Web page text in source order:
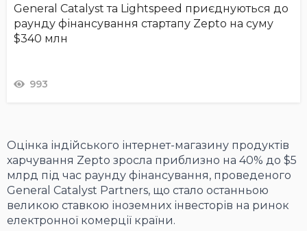
General Catalyst та Lightspeed приєднуються до
раунду фінансування стартапу Zepto на суму
$340 млн
993
Оцінка індійського інтернет-магазину продуктів
харчування Zepto зросла приблизно на 40% до $5
млрд під час раунду фінансування, проведеного
General Catalyst Partners, що стало останньою
великою ставкою іноземних інвесторів на ринок
електронної комерції країни.